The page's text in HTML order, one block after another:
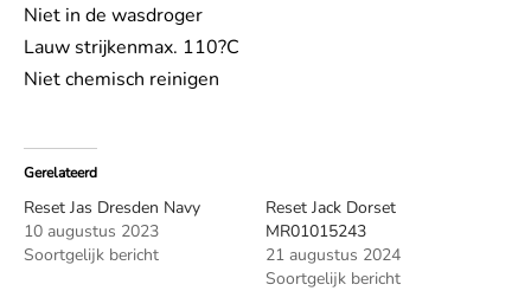
Niet in de wasdroger
Lauw strijkenmax. 110?C
Niet chemisch reinigen
Gerelateerd
Reset Jas Dresden Navy
10 augustus 2023
Soortgelijk bericht
Reset Jack Dorset
MR01015243
21 augustus 2024
Soortgelijk bericht